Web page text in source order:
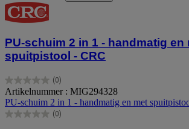
PU-schuim 2 in 1 - handmatig en
spuitpistool - CRC
(0)
0.0
van
de
5
Artikelnummer : MIG294328
PU-schuim 2 in 1 - handmatig en met
(0)
0.0